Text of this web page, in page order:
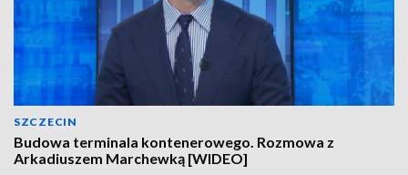
SZCZECIN
Budowa terminala kontenerowego. Rozmowa z
Arkadiuszem Marchewką [WIDEO]